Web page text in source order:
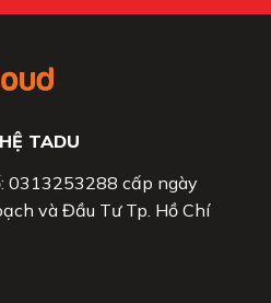
TADU
0313253288 cấp ngày
và Đầu Tư Tp. Hồ Chí